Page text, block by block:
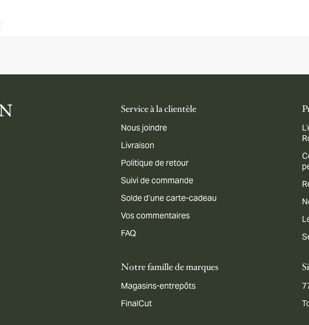
Service à la clientèle
Nous joindre
Livraison
Politique de retour
Suivi de commande
Solde d’une carte-cadeau
Vos commentaires
FAQ
Notre famille de marques
Magasins-entrepôts
FinalCut